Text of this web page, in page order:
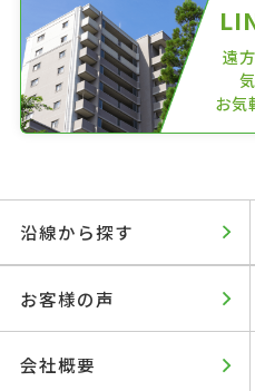
遠
お気
沿線から探す
お客様の声
会社概要